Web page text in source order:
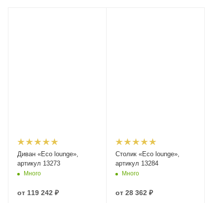
Диван «Eco lounge»,
артикул 13273
Много
от 119 242 ₽
Столик «Eco lounge»,
артикул 13284
Много
от 28 362 ₽